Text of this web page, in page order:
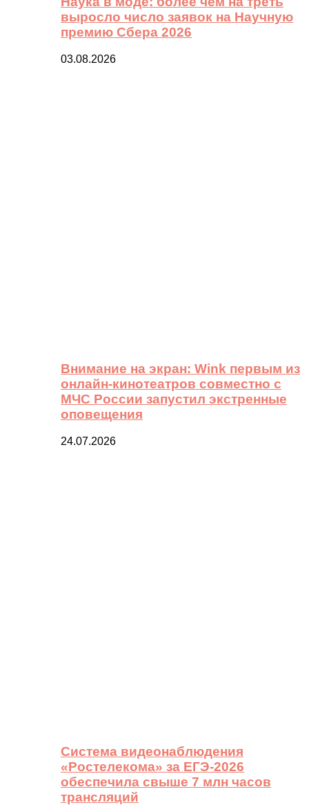
выросло число заявок на Научную
премию Сбера 2026
03.08.2026
Внимание на экран: Wink первым из
онлайн-кинотеатров совместно с
МЧС России запустил экстренные
оповещения
24.07.2026
Система видеонаблюдения
«Ростелекома» за ЕГЭ-2026
обеспечила свыше 7 млн часов
трансляций